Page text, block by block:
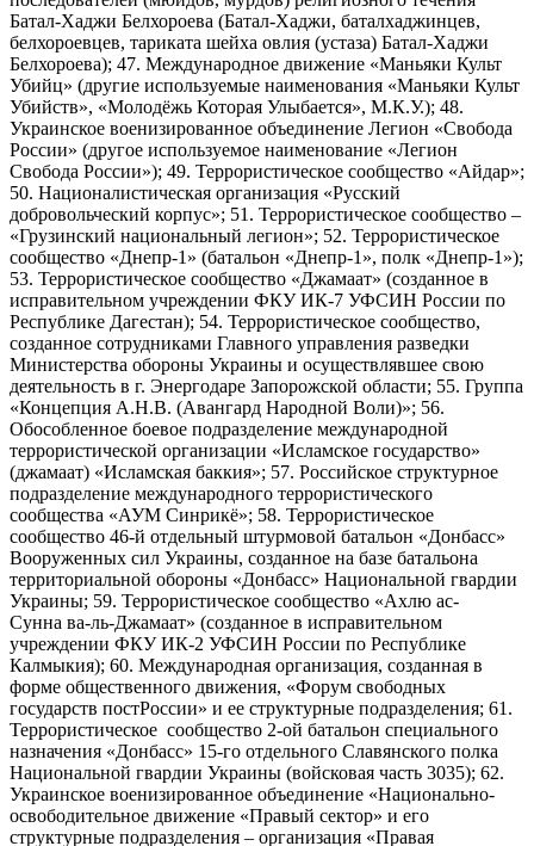
Батал-Хаджи Белхороева (Батал-Хаджи, баталхаджинцев,
белхороевцев, тариката шейха овлия (устаза) Батал-Хаджи
Белхороева); 47. Международное движение «Маньяки Культ
Убийц» (другие используемые наименования «Маньяки Культ
Убийств», «Молодёжь Которая Улыбается», М.К.У.); 48.
Украинское военизированное объединение Легион «Свобода
России» (другое используемое наименование «Легион
Свобода России»); 49. Террористическое сообщество «Айдар»;
50. Националистическая организация «Русский
добровольческий корпус»; 51. Террористическое сообщество –
«Грузинский национальный легион»; 52. Террористическое
сообщество «Днепр-1» (батальон «Днепр-1», полк «Днепр-1»);
53. Террористическое сообщество «Джамаат» (созданное в
исправительном учреждении ФКУ ИК-7 УФСИН России по
Республике Дагестан); 54. Террористическое сообщество,
созданное сотрудниками Главного управления разведки
Министерства обороны Украины и осуществлявшее свою
деятельность в г. Энергодаре Запорожской области; 55. Группа
«Концепция А.Н.В. (Авангард Народной Воли)»; 56.
Обособленное боевое подразделение международной
террористической организации «Исламское государство»
(джамаат) «Исламская баккия»; 57. Российское структурное
подразделение международного террористического
сообщества «АУМ Синрикё»; 58. Террористическое
сообщество 46-й отдельный штурмовой батальон «Донбасс»
Вооруженных сил Украины, созданное на базе батальона
территориальной обороны «Донбасс» Национальной гвардии
Украины; 59. Террористическое сообщество «Ахлю ас-
Сунна ва-ль-Джамаат» (созданное в исправительном
учреждении ФКУ ИК-2 УФСИН России по Республике
Калмыкия); 60. Международная организация, созданная в
форме общественного движения, «Форум свободных
государств постРоссии» и ее структурные подразделения; 61.
Террористическое сообщество 2-ой батальон специального
назначения «Донбасс» 15-го отдельного Славянского полка
Национальной гвардии Украины (войсковая часть 3035); 62.
Украинское военизированное объединение «Национально-
освободительное движение «Правый сектор» и его
структурные подразделения – организация «Правая